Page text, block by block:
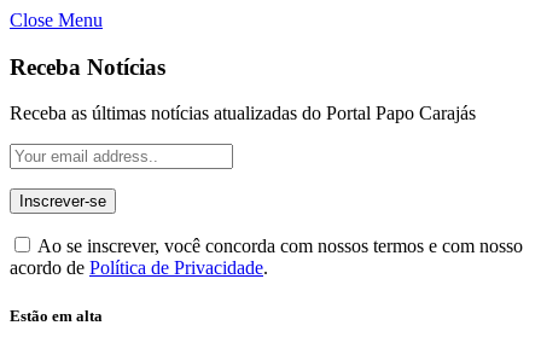
Close Menu
Receba Notícias
Receba as últimas notícias atualizadas do Portal Papo Carajás
Ao se inscrever, você concorda com nossos termos e com nosso
acordo de Política de Privacidade.
Estão em alta